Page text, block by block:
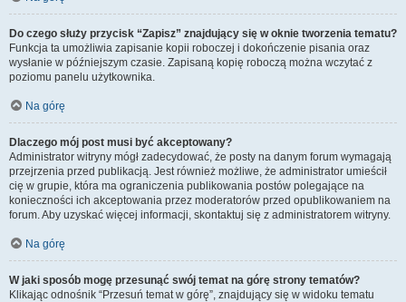
Do czego służy przycisk “Zapisz” znajdujący się w oknie tworzenia tematu?
Funkcja ta umożliwia zapisanie kopii roboczej i dokończenie pisania oraz
wysłanie w późniejszym czasie. Zapisaną kopię roboczą można wczytać z
poziomu panelu użytkownika.
Na górę
Dlaczego mój post musi być akceptowany?
Administrator witryny mógł zadecydować, że posty na danym forum wymagają
przejrzenia przed publikacją. Jest również możliwe, że administrator umieścił
cię w grupie, która ma ograniczenia publikowania postów polegające na
konieczności ich akceptowania przez moderatorów przed opublikowaniem na
forum. Aby uzyskać więcej informacji, skontaktuj się z administratorem witryny.
Na górę
W jaki sposób mogę przesunąć swój temat na górę strony tematów?
Klikając odnośnik “Przesuń temat w górę”, znajdujący się w widoku tematu